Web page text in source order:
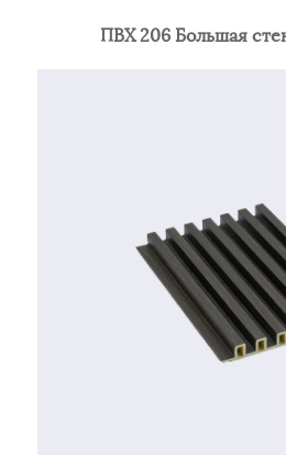
ПВХ 206 Большая